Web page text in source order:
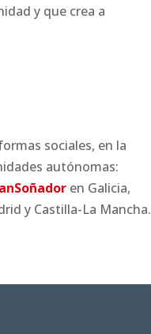
y que crea a
sociales, en la
autónomas:
en Galicia,
y Castilla-La Mancha.